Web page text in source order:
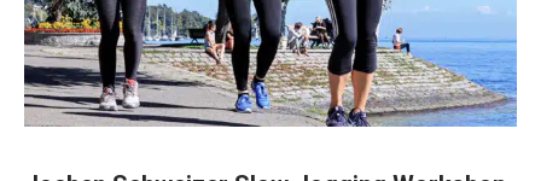
Jochen Schweizer Slow Jogging